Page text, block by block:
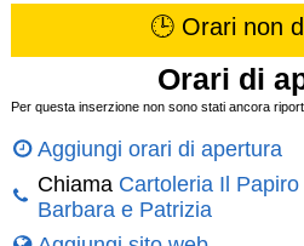
🕒 Orari non
Orari di
Per questa inserzione non sono stati ancora
Aggiungi orari di apertura
Chiama Cartoleria Il
Barbara e Patrizia